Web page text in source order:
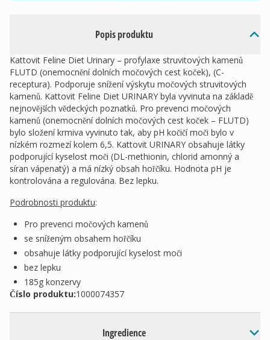
Popis produktu
Kattovit Feline Diet Urinary – profylaxe struvitových kamenů
FLUTD (onemocnění dolních močových cest koček), (C-
receptura). Podporuje snížení výskytu močových struvitových
kamenů. Kattovit Feline Diet URINARY byla vyvinuta na základě
nejnovějších vědeckých poznatků. Pro prevenci močových
kamenů (onemocnění dolních močových cest koček – FLUTD)
bylo složení krmiva vyvinuto tak, aby pH kočičí moči bylo v
nízkém rozmezí kolem 6,5. Kattovit URINARY obsahuje látky
podporující kyselost moči (DL-methionin, chlorid amonný a
síran vápenatý) a má nízký obsah hořčíku. Hodnota pH je
kontrolována a regulována. Bez lepku.
Podrobnosti produktu:
Pro prevenci močových kamenů
se sníženým obsahem hořčíku
obsahuje látky podporující kyselost moči
bez lepku
185g konzervy
Číslo produktu:1000074357
Ingredience